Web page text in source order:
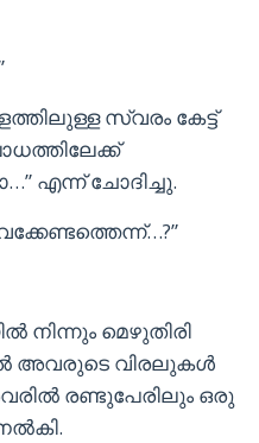
സ്വരം കേട്ട്
എന്ന് ചോദിച്ചു.
മെഴുതിരി
അവരുടെ വിരലുകൾ
രണ്ടുപേരിലും ഒരു